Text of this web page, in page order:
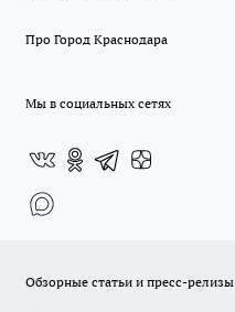
Про Город Краснодара
Мы в социальных сетях
Обзорные статьи и пресс-релизы